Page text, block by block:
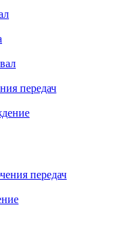
передач
передач